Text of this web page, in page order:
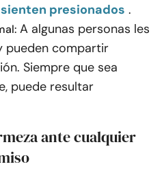
presionados .
A algunas personas les
pueden compartir
Siempre que sea
puede resultar
ante cualquier